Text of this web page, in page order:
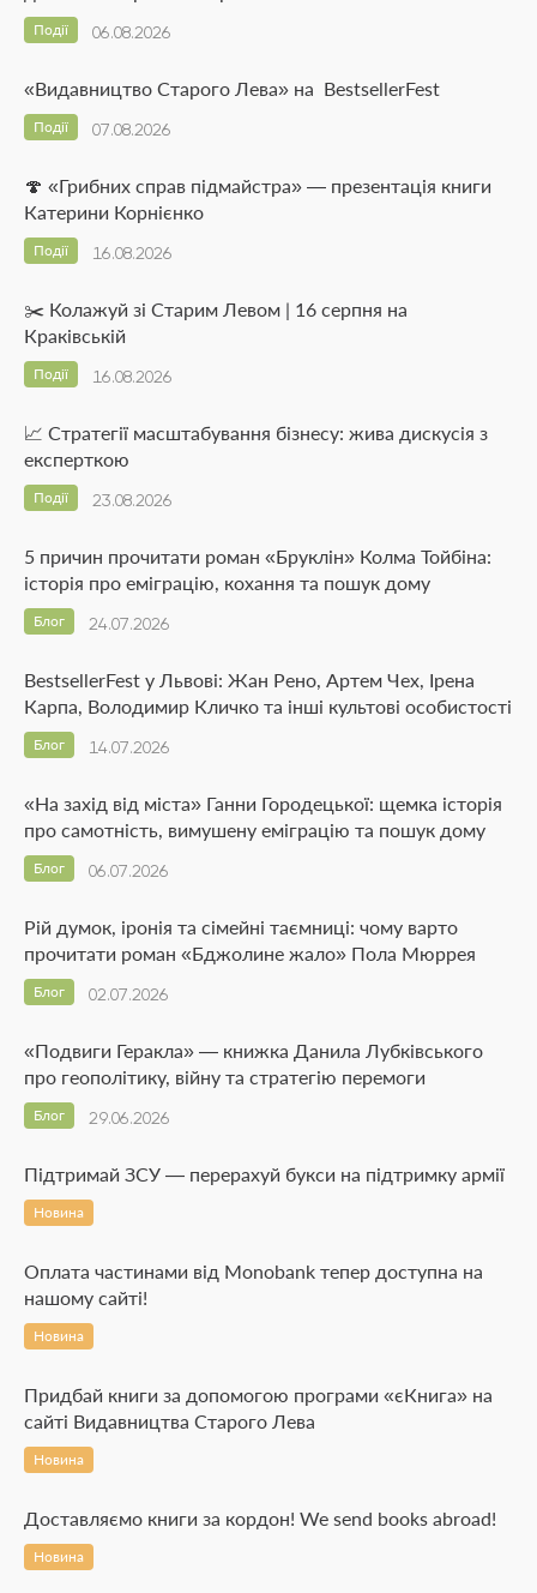
06.08.2026
Події
«Видавництво Старого Лева» на BestsellerFest
07.08.2026
Події
🍄 «Грибних справ підмайстра» — презентація книги
Катерини Корнієнко
16.08.2026
Події
✂️ Колажуй зі Старим Левом | 16 серпня на
Краківській
16.08.2026
Події
📈 Стратегії масштабування бізнесу: жива дискусія з
експерткою
23.08.2026
Події
5 причин прочитати роман «Бруклін» Колма Тойбіна:
історія про еміграцію, кохання та пошук дому
24.07.2026
Блог
BestsellerFest у Львові: Жан Рено, Артем Чех, Ірена
Карпа, Володимир Кличко та інші культові особистості
14.07.2026
Блог
«На захід від міста» Ганни Городецької: щемка історія
про самотність, вимушену еміграцію та пошук дому
06.07.2026
Блог
Рій думок, іронія та сімейні таємниці: чому варто
прочитати роман «Бджолине жало» Пола Мюррея
02.07.2026
Блог
«Подвиги Геракла» — книжка Данила Лубківського
про геополітику, війну та стратегію перемоги
29.06.2026
Блог
Підтримай ЗСУ — перерахуй букси на підтримку армії
Новина
Оплата частинами від Monobank тепер доступна на
нашому сайті!
Новина
Придбай книги за допомогою програми «єКнига» на
сайті Видавництва Старого Лева
Новина
Доставляємо книги за кордон! We send books abroad!
Новина